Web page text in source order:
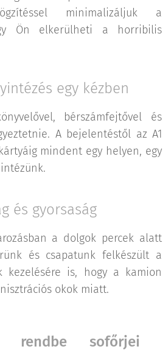
minimalizáljuk a
Ön elkerülheti a horribilis
egy kézben
bérszámfejtővel és
A bejelentéstől az A1
mindent egy helyen, egy
és gyorsaság
a dolgok percek alatt
és csapatunk felkészült a
kezelésére is, hogy a kamion
okok miatt.
rendbe sofőrjei